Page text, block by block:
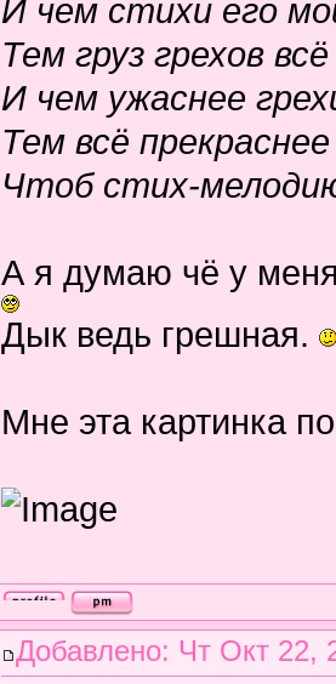
И чем стихи его
Тем груз грехов
И чем ужаснее
Тем всё
Чтоб стих-
А я думаю чё у меня
Дык ведь грешная.
Мне эта картинка
Добавлено: Чт Окт 22,